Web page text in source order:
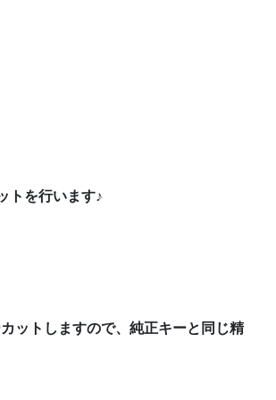
トを行います♪
ットしますので、純正キーと同じ精